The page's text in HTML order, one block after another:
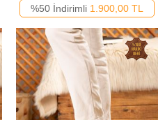
%50 İndirimli 1.900,00 TL